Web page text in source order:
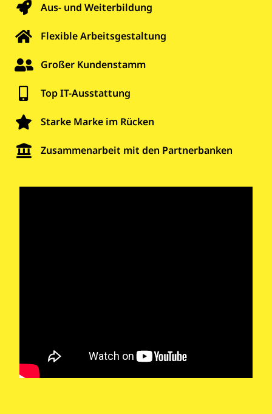
Aus- und Weiterbildung
Flexible Arbeitsgestaltung
Großer Kundenstamm
Top IT-Ausstattung
Starke Marke im Rücken
Zusammenarbeit mit den Partnerbanken